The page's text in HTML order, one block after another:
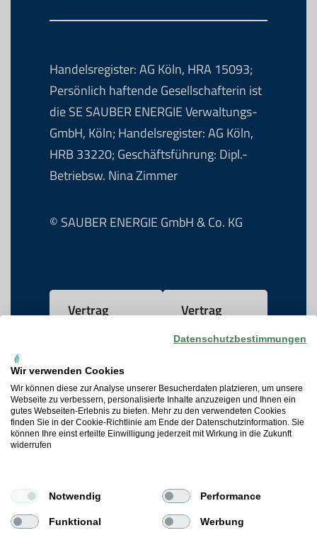
Handelsregister: AG Köln, HRA 15093;
Persönlich haftende Gesellschafterin ist
die SE SAUBER ENERGIE Verwaltungs-
GmbH, Köln; Handelsregister: AG Köln,
HRB 33220; Geschäftsführung: Dipl.-
Betriebsw. Nina Zimmer
© SAUBER ENERGIE GmbH & Co. KG
Vertrag
Vertrag
kündigen
AGB
Datenschutz
Impressum
Datenschutzbestimmungen
Wir verwenden Cookies
Wir können diese zur Analyse unserer Besucherdaten platzieren, um unsere
Webseite zu verbessern, personalisierte Inhalte anzuzeigen und Ihnen ein
gutes Webseiten-Erlebnis zu bieten. Mehr zu den verwendeten Cookies
finden Sie in der Cookie-Richtlinie am Ende der Datenschutzinformation. Sie
können Ihre einst erteilte Einwilligung jederzeit mit Wirkung in die Zukunft
widerrufen
Notwendig Performance
Funktional Werbung